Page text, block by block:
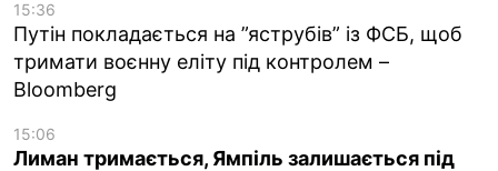
15:36
Путін покладається на ”яструбів” із ФСБ, щоб
тримати воєнну еліту під контролем –
Bloomberg
15:06
Лиман тримається, Ямпіль залишається під